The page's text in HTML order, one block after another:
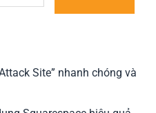
Site” nhanh chóng và